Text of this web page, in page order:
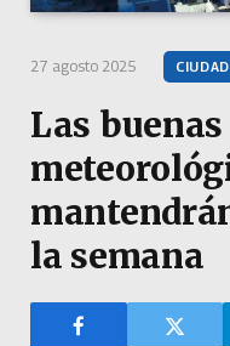
27 agosto 2025 CIUDAD
Las
la semana